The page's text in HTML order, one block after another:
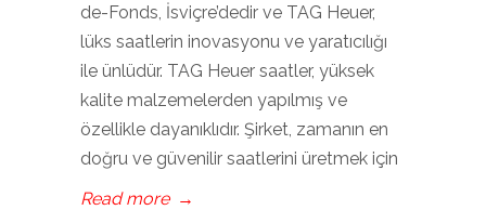
de-Fonds, İsviçre’dedir ve TAG Heuer,
lüks saatlerin inovasyonu ve yaratıcılığı
ile ünlüdür. TAG Heuer saatler, yüksek
kalite malzemelerden yapılmış ve
özellikle dayanıklıdır. Şirket, zamanın en
doğru ve güvenilir saatlerini üretmek için
Read more →